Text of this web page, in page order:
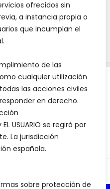
ofrecidos sin
a instancia propia o
que incumplan el
de las
cualquier utilización
las acciones civiles
en derecho.
USUARIO se regirá por
La jurisdicción
española.
sobre protección de